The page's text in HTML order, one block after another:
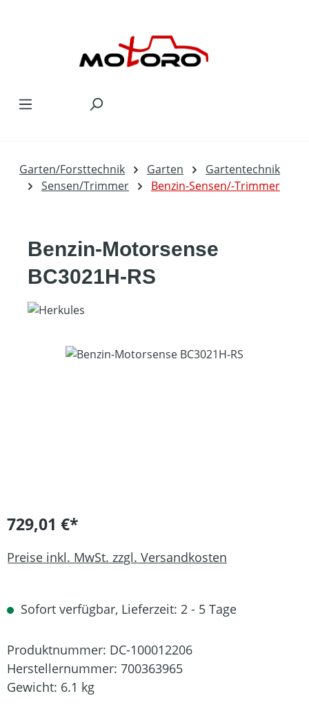
Garten/Forsttechnik Garten
Gartentechnik
Sensen/Trimmer
Benzin-Sensen/-Trimmer
Benzin-Motorsense
BC3021H-RS
Bildergalerie überspringen
729,01 €*
Preise inkl. MwSt. zzgl. Versandkosten
Sofort verfügbar, Lieferzeit: 2 - 5 Tage
Produktnummer: DC-100012206
Herstellernummer: 700363965
Gewicht: 6.1 kg